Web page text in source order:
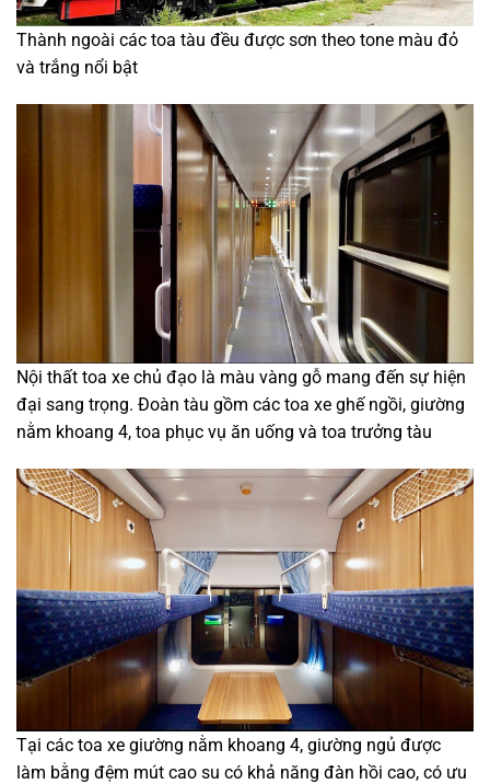
Thành ngoài các toa tàu đều được sơn theo tone màu đỏ
và trắng nổi bật
Nội thất toa xe chủ đạo là màu vàng gỗ mang đến sự hiện
đại sang trọng. Đoàn tàu gồm các toa xe ghế ngồi, giường
nằm khoang 4, toa phục vụ ăn uống và toa trưởng tàu
Tại các toa xe giường nằm khoang 4, giường ngủ được
làm bằng đệm mút cao su có khả năng đàn hồi cao, có ưu